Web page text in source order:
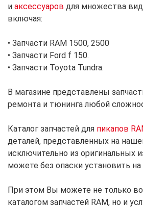
и аксессуаров для множества
включая:
• Запчасти RAM 1500, 2500
• Запчасти Ford f 150.
• Запчасти Toyota Tundra.
В магазине представлены
ремонта и тюнинга любой
Каталог запчастей для пикапов
деталей, представленных на
исключительно из оригинальных
можете без опаски установить
При этом Вы можете не только
каталогом запчастей RAM, но и